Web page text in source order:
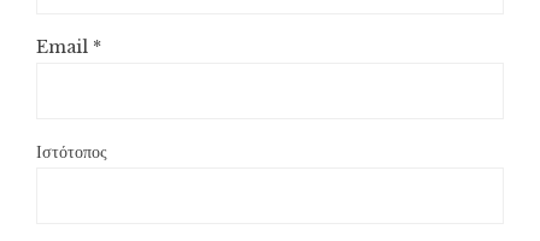
Email *
Ιστότοπος